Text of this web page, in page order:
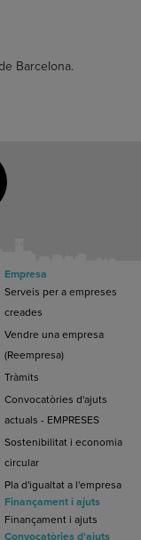
Barcelona.
Empresa
Serveis per a empreses
creades
Vendre una empresa
(Reempresa)
Tràmits
Convocatòries d'ajuts
actuals - EMPRESES
Sostenibilitat i economia
circular
Pla d'igualtat a l'empresa
Finançament i ajuts
Finançament i ajuts
Convocatòries d'ajuts